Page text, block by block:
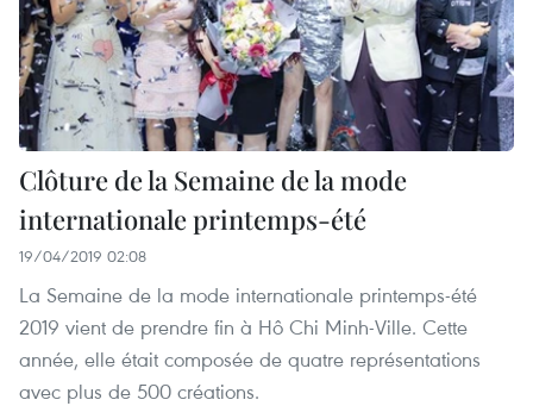
Clôture de la Semaine de la mode
internationale printemps-été
19/04/2019 02:08
La Semaine de la mode internationale printemps-été
2019 vient de prendre fin à Hô Chi Minh-Ville. Cette
année, elle était composée de quatre représentations
avec plus de 500 créations.